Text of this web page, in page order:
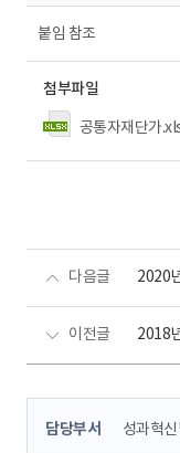
붙임 참조
첨부파일
공통자재단가
다음글 2020
이전글 2018
콘
담당부서 성과혁신